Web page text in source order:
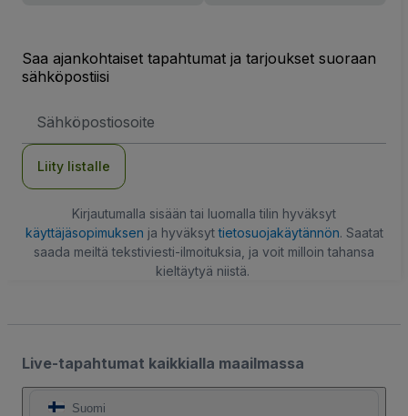
Saa ajankohtaiset tapahtumat ja tarjoukset suoraan
sähköpostiisi
Liity listalle
Kirjautumalla sisään tai luomalla tilin hyväksyt
käyttäjäsopimuksen ja hyväksyttietosuojakäytännön. Saatat
saada meiltä tekstiviesti-ilmoituksia, ja voit milloin tahansa
kieltäytyä niistä.
Live-tapahtumat kaikkialla maailmassa
Suomi